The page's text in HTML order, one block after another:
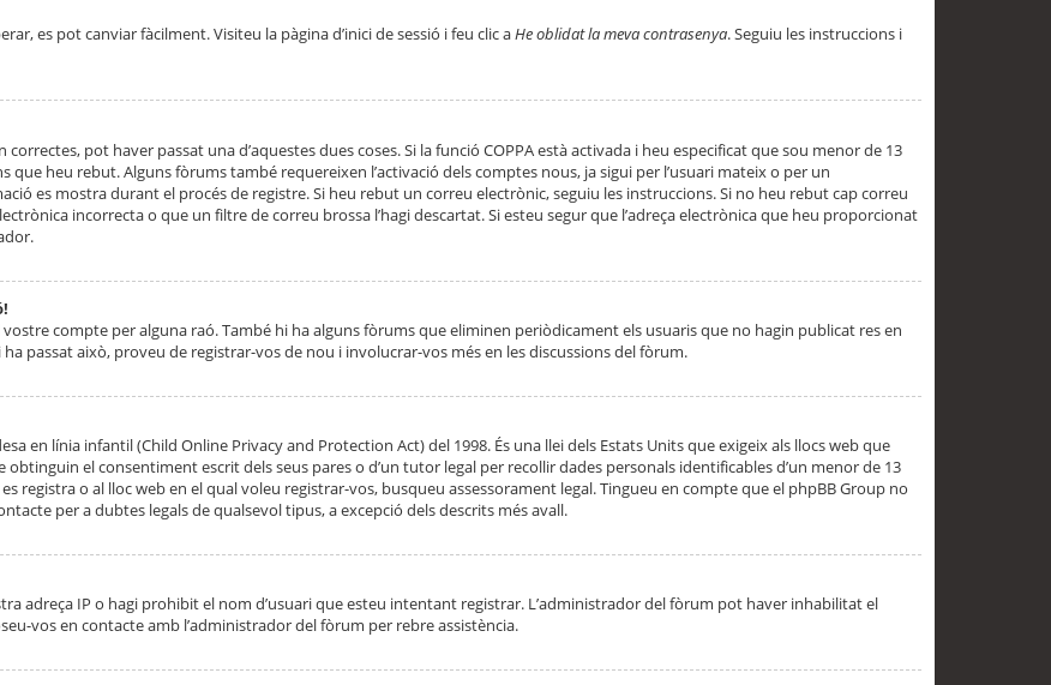
es pot canviar fàcilment. Visiteu la pàgina d’inici de sessió i feu clic aHe oblidat la meva contrasenya. Seguiu les instruccions i
pot haver passat una d’aquestes dues coses. Si la funció COPPA està activada i heu especificat que sou menor de 13
heu rebut. Alguns fòrums també requereixen l’activació dels comptes nous, ja sigui per l’usuari mateix o per un
es mostra durant el procés de registre. Si heu rebut un correu electrònic, seguiu les instruccions. Si no heu rebut cap correu
incorrecta o que un filtre de correu brossa l’hagi descartat. Si esteu segur que l’adreça electrònica que heu proporcionat
compte per alguna raó. També hi ha alguns fòrums que eliminen periòdicament els usuaris que no hagin publicat res en
passat això, proveu de registrar-vos de nou i involucrar-vos més en les discussions del fòrum.
en línia infantil (Child Online Privacy and Protection Act) del 1998. És una llei dels Estats Units que exigeix als llocs web que
el consentiment escrit dels seus pares o d’un tutor legal per recollir dades personals identificables d’un menor de 13
registra o al lloc web en el qual voleu registrar-vos, busqueu assessorament legal. Tingueu en compte que el phpBB Group no
per a dubtes legals de qualsevol tipus, a excepció dels descrits més avall.
adreça IP o hagi prohibit el nom d’usuari que esteu intentant registrar. L’administrador del fòrum pot haver inhabilitat el
vos en contacte amb l’administrador del fòrum per rebre assistència.